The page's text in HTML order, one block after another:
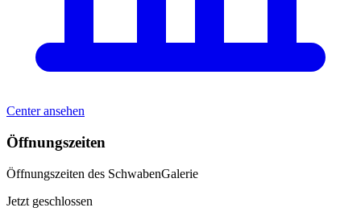
Center ansehen
Öffnungszeiten
Öffnungszeiten des SchwabenGalerie
Jetzt geschlossen